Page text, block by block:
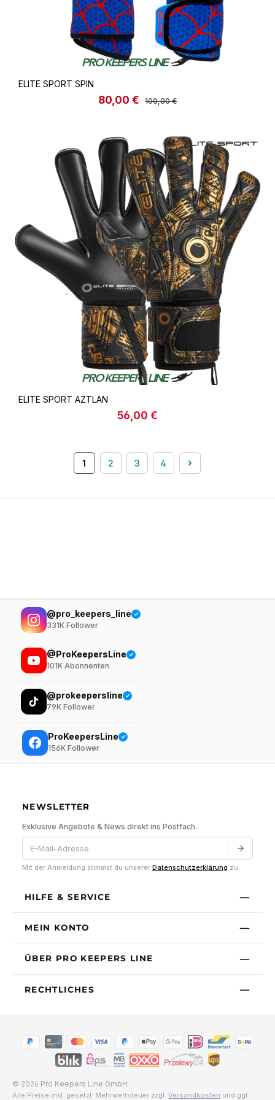
ELITE SPORT SPIN
Verkaufspreis:
80,00 € Regulärer Preis:
100,00 €
ELITE SPORT AZTLAN
Regulärer Preis:
56,00 €
Seite
1
Seite
2
Seite
3
Seite
4
@pro_keepers_line
331K Follower
@ProKeepersLine
101K Abonnenten
@prokeepersline
79K Follower
ProKeepersLine
156K Follower
NEWSLETTER
Exklusive Angebote & News direkt ins Postfach.
Mit der Anmeldung stimmst du unserer Datenschutzerklärung zu.
HILFE & SERVICE
MEIN KONTO
ÜBER PRO KEEPERS LINE
RECHTLICHES
© 2026 Pro Keepers Line GmbH
Alle Preise inkl. gesetzl. Mehrwertsteuer zzgl. Versandkosten und ggf.